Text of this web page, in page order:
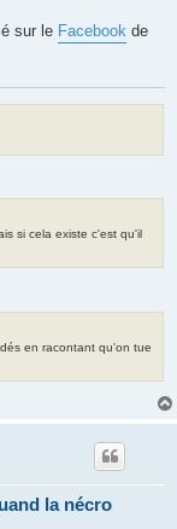
sur le Facebook de
si cela existe c'est qu'il
en racontant qu'on tue
la nécro